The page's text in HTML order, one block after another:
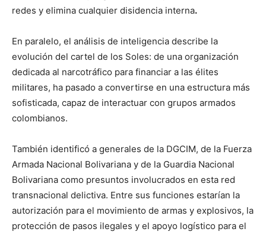
redes y elimina cualquier disidencia interna.
En paralelo, el análisis de inteligencia describe la
evolución del cartel de los Soles: de una organización
dedicada al narcotráfico para financiar a las élites
militares, ha pasado a convertirse en una estructura más
sofisticada, capaz de interactuar con grupos armados
colombianos.
También identificó a generales de la DGCIM, de la Fuerza
Armada Nacional Bolivariana y de la Guardia Nacional
Bolivariana como presuntos involucrados en esta red
transnacional delictiva. Entre sus funciones estarían la
autorización para el movimiento de armas y explosivos, la
protección de pasos ilegales y el apoyo logístico para el